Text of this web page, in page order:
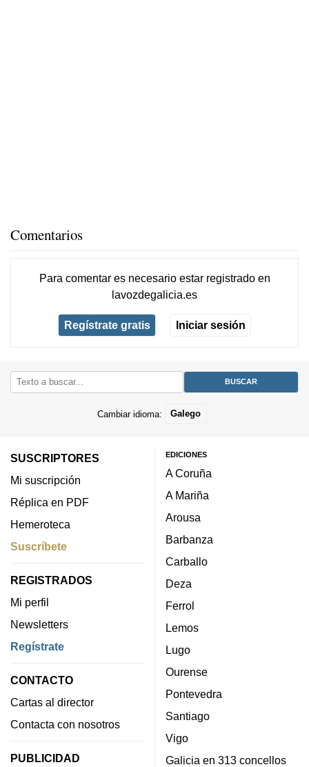
Comentarios
Para comentar es necesario estar registradoen
lavozdegalicia.es
Regístrate gratis Iniciar sesión
Cambiar idioma: Galego
SUSCRIPTORES
Mi suscripción
Réplica en PDF
Hemeroteca
Suscríbete
REGISTRADOS
Mi perfil
Newsletters
Regístrate
CONTACTO
Cartas al director
Contacta con nosotros
PUBLICIDAD
EDICIONES
A Coruña
A Mariña
Arousa
Barbanza
Carballo
Deza
Ferrol
Lemos
Lugo
Ourense
Pontevedra
Santiago
Vigo
Galicia en 313 concellos